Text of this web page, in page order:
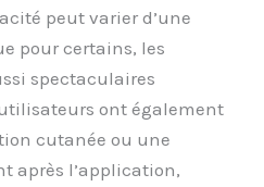
peut varier d’une
pour certains, les
spectaculaires
ont également
cutanée ou une
après l’application,